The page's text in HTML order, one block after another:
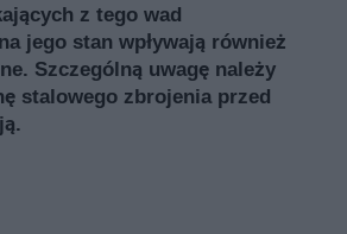
z tego wad
jego stan wpływają również
Szczególną uwagę należy
stalowego zbrojenia przed